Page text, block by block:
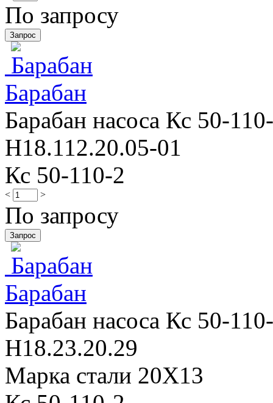
По запросу
Барабан
Барабан насоса Кс 50-
Н18.112.20.05-01
Кс 50-110-2
< >
По запросу
Барабан
Барабан насоса Кс 50-
Н18.23.20.29
Марка стали 20Х13